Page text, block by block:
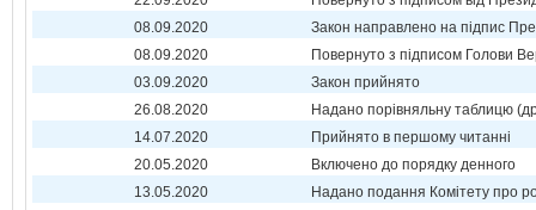
08.09.2020
Закон направлено на підпис
08.09.2020
Повернуто з підписом Голови
03.09.2020
Закон прийнято
26.08.2020
Надано порівняльну таблицю
14.07.2020
Прийнято в першому читанні
20.05.2020
Включено до порядку денного
13.05.2020
Надано подання Комітету про